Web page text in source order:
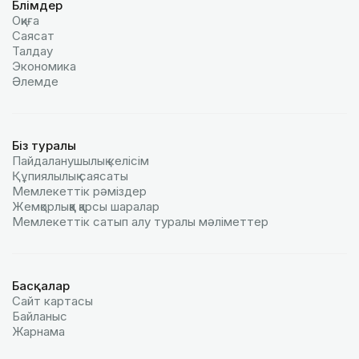
Бөлімдер
Оқиға
Саясат
Талдау
Экономика
Әлемде
Біз туралы
Пайдаланушылық келiciм
Құпиялылық саясаты
Мемлекеттік рәміздер
Жемқорлыққа қарсы шаралар
Мемлекеттік сатып алу туралы мәлiметтер
Басқалар
Сайт картасы
Байланыс
Жарнама